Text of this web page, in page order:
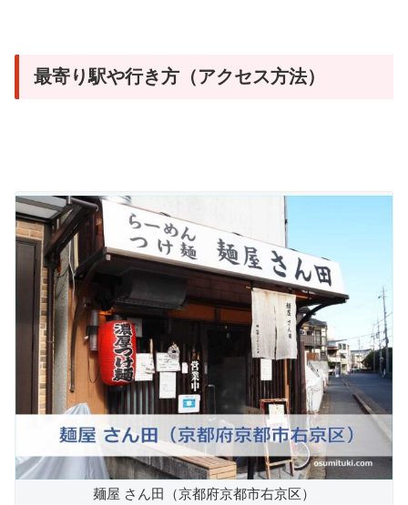
最寄り駅や行き方（アクセス方法）
麺屋 さん田（京都府京都市右京区）